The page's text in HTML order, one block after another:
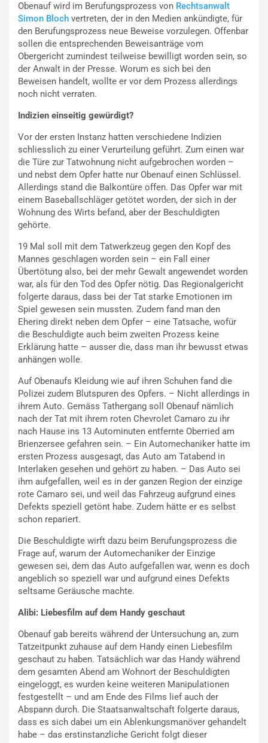
Obenauf wird im Berufungsprozess von Rechtsanwalt
Simon Bloch vertreten, der in den Medien ankündigte, für
den Berufungsprozess neue Beweise vorzulegen. Offenbar
sollen die entsprechenden Beweisanträge vom
Obergericht zumindest teilweise bewilligt worden sein, so
der Anwalt in der Presse. Worum es sich bei den
Beweisen handelt, wollte er vor dem Prozess allerdings
noch nicht verraten.
Indizien einseitig gewürdigt?
Vor der ersten Instanz hatten verschiedene Indizien
schliesslich zu einer Verurteilung geführt. Zum einen war
die Türe zur Tatwohnung nicht aufgebrochen worden –
und nebst dem Opfer hatte nur Obenauf einen Schlüssel.
Allerdings stand die Balkontüre offen. Das Opfer war mit
einem Baseballschläger getötet worden, der sich in der
Wohnung des Wirts befand, aber der Beschuldigten
gehörte.
19 Mal soll mit dem Tatwerkzeug gegen den Kopf des
Mannes geschlagen worden sein – ein Fall einer
Übertötung also, bei der mehr Gewalt angewendet worden
war, als für den Tod des Opfer nötig. Das Regionalgericht
folgerte daraus, dass bei der Tat starke Emotionen im
Spiel gewesen sein mussten. Zudem fand man den
Ehering direkt neben dem Opfer – eine Tatsache, wofür
die Beschuldigte auch beim zweiten Prozess keine
Erklärung hatte – ausser die, dass man ihr bewusst etwas
anhängen wolle.
Auf Obenaufs Kleidung wie auf ihren Schuhen fand die
Polizei zudem Blutspuren des Opfers. – Nicht allerdings in
ihrem Auto. Gemäss Tathergang soll Obenauf nämlich
nach der Tat mit ihrem roten Chevrolet Camaro zu ihr
nach Hause ins 13 Autominuten entfernte Oberried am
Brienzersee gefahren sein. – Ein Automechaniker hatte im
ersten Prozess ausgesagt, das Auto am Tatabend in
Interlaken gesehen und gehört zu haben. – Das Auto sei
ihm aufgefallen, weil es in der ganzen Region der einzige
rote Camaro sei, und weil das Fahrzeug aufgrund eines
Defekts speziell getönt habe. Zudem hätte er es selbst
schon repariert.
Die Beschuldigte wirft dazu beim Berufungsprozess die
Frage auf, warum der Automechaniker der Einzige
gewesen sei, dem das Auto aufgefallen war, wenn es doch
angeblich so speziell war und aufgrund eines Defekts
seltsame Geräusche machte.
Alibi: Liebesfilm auf dem Handy geschaut
Obenauf gab bereits während der Untersuchung an, zum
Tatzeitpunkt zuhause auf dem Handy einen Liebesfilm
geschaut zu haben. Tatsächlich war das Handy während
dem gesamten Abend am Wohnort der Beschuldigten
eingeloggt, es wurden keine weiteren Manipulationen
festgestellt – und am Ende des Films lief auch der
Abspann durch. Die Staatsanwaltschaft folgerte daraus,
dass es sich dabei um ein Ablenkungsmanöver gehandelt
habe – das erstinstanzliche Gericht folgt dieser